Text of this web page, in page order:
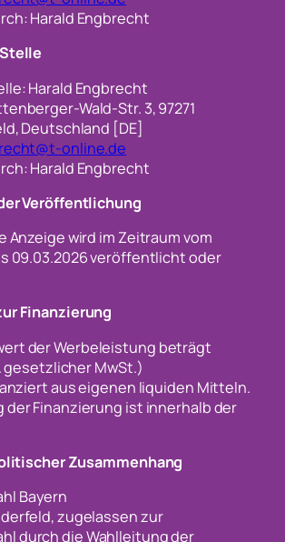
Harald Engbrecht
Harald Engbrecht
Wald-Str. 3, 97271
Deutschland [DE]
online.de
Harald Engbrecht
Veröffentlichung
Anzeige wird im Zeitraum vom
09.03.2026 veröffentlicht oder
Finanzierung
der Werbeleistung beträgt
gesetzlicher MwSt.)
aus eigenen liquiden Mitteln.
der Finanzierung ist innerhalb der
Zusammenhang
Bayern
zugelassen zur
durch die Wahlleitung der